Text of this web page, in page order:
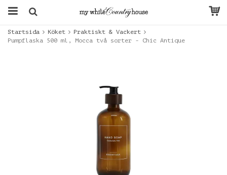
Startsida Köket
Praktiskt & Vackert
Pumpflaska 500 ml, Mocca två sorter - Chic Antique